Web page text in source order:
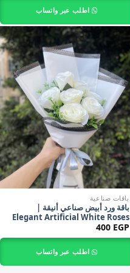
اطلب عبر واتساب
باقات صناعية
باقة ورد أبيض صناعي أنيقة |
Elegant Artificial White Roses
Bouquet
400 EGP
اطلب عبر واتساب